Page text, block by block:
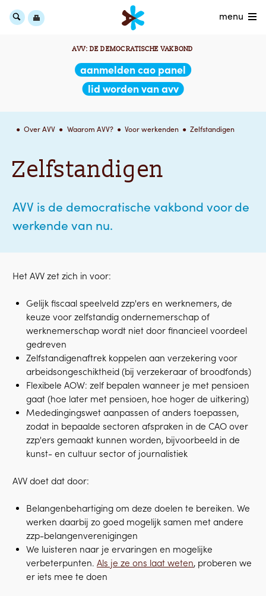
aanmelden cao panel
lid worden van avv
menu
AVV: DE DEMOCRATISCHE VAKBOND
Over AVV Waarom AVV? Voor werkenden Zelfstandigen
Zelfstandigen
AVV is de democratische vakbond voor de
werkende van nu.
Het AVV zet zich in voor:
Gelijk fiscaal speelveld zzp'ers en werknemers, de
keuze voor zelfstandig ondernemerschap of
werknemerschap wordt niet door financieel voordeel
gedreven
Zelfstandigenaftrek koppelen aan verzekering voor
arbeidsongeschiktheid (bij verzekeraar of broodfonds)
Flexibele AOW: zelf bepalen wanneer je met pensioen
gaat (hoe later met pensioen, hoe hoger de uitkering)
Mededingingswet aanpassen of anders toepassen,
zodat in bepaalde sectoren afspraken in de CAO over
zzp'ers gemaakt kunnen worden, bijvoorbeeld in de
kunst- en cultuur sector of journalistiek
AVV doet dat door:
Belangenbehartiging om deze doelen te bereiken. We
werken daarbij zo goed mogelijk samen met andere
zzp-belangenverenigingen
We luisteren naar je ervaringen en mogelijke
verbeterpunten.Als je ze ons laat weten, proberen we
er iets mee te doen